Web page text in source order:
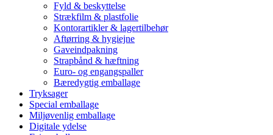
Fyld & beskyttelse
Strækfilm & plastfolie
Kontorartikler & lagertilbehør
Aftørring & hygiejne
Gaveindpakning
Strapbånd & hæftning
Euro- og engangspaller
Bæredygtig emballage
Tryksager
Special emballage
Miljøvenlig emballage
Digitale ydelse